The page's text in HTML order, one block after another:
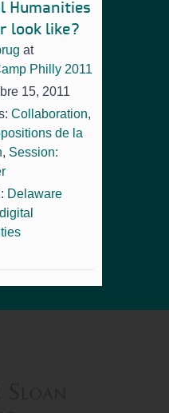
Humanities
look like?
at
Philly 2011
15, 2011
Collaboration,
de la
, Session:
Delaware
digital